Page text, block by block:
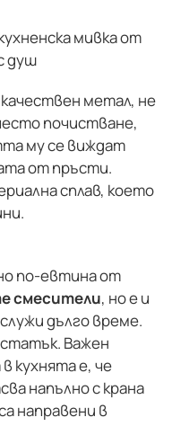
метал, не
почистване,
му се виждат
от пръсти.
сплав, което
по-евтина от
смесители, но е и
дълго време.
Важен
кухнята е, че
напълно с крана
направени в